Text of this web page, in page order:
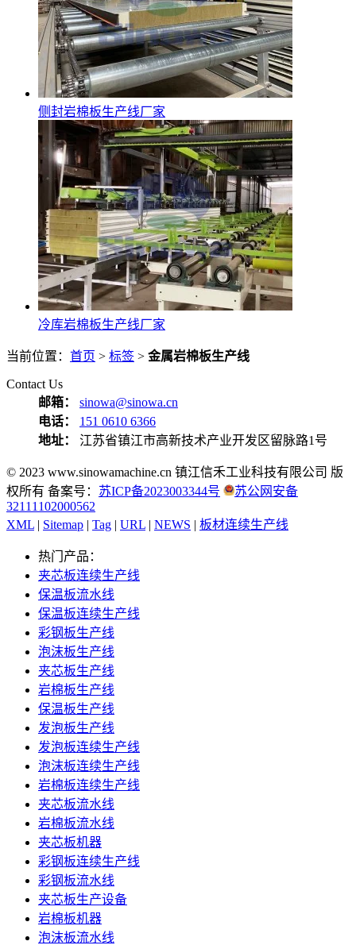
侧封岩棉板生产线厂家
冷库岩棉板生产线厂家
当前位置： 首页 > 标签 > 金属岩棉板生产线
Contact Us
邮箱：
sinowa@sinowa.cn
电话：
151 0610 6366
地址：
江苏省镇江市高新技术产业开发区留脉路1号
© 2023 www.sinowamachine.cn 镇江信禾工业科技有限公司 版
权所有 备案号： 苏ICP备2023003344号
苏公网安备
32111102000562
XML | Sitemap | Tag | URL | NEWS | 板材连续生产线
热门产品：
夹芯板连续生产线
保温板流水线
保温板连续生产线
彩钢板生产线
泡沫板生产线
夹芯板生产线
岩棉板生产线
保温板生产线
发泡板生产线
发泡板连续生产线
泡沫板连续生产线
岩棉板连续生产线
夹芯板流水线
岩棉板流水线
夹芯板机器
彩钢板连续生产线
彩钢板流水线
夹芯板生产设备
岩棉板机器
泡沫板流水线